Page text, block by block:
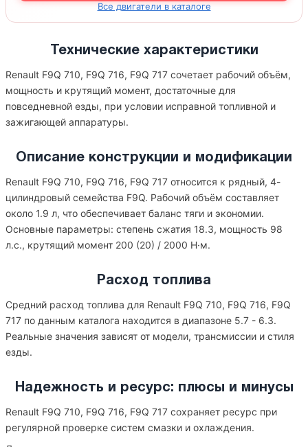
Все двигатели в каталоге
Технические характеристики
Renault F9Q 710, F9Q 716, F9Q 717 сочетает рабочий объём,
мощность и крутящий момент, достаточные для
повседневной езды, при условии исправной топливной и
зажигающей аппаратуры.
Описание конструкции и модификации
Renault F9Q 710, F9Q 716, F9Q 717 относится к рядный, 4-
цилиндровый семейства F9Q. Рабочий объём составляет
около 1.9 л, что обеспечивает баланс тяги и экономии.
Основные параметры: степень сжатия 18.3, мощность 98
л.с., крутящий момент 200 (20) / 2000 Н·м.
Расход топлива
Средний расход топлива для Renault F9Q 710, F9Q 716, F9Q
717 по данным каталога находится в диапазоне 5.7 - 6.3.
Реальные значения зависят от модели, трансмиссии и стиля
езды.
Надежность и ресурс: плюсы и минусы
Renault F9Q 710, F9Q 716, F9Q 717 сохраняет ресурс при
регулярной проверке систем смазки и охлаждения.